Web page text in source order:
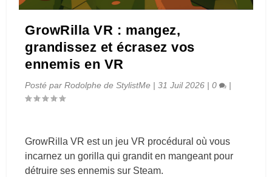
GrowRilla VR : mangez,
grandissez et écrasez vos
ennemis en VR
Posté parRodolphe de StylistMe |31 Juil 2026 |0 |
GrowRilla VR est un jeu VR procédural où vous
incarnez un gorilla qui grandit en mangeant pour
détruire ses ennemis sur Steam.